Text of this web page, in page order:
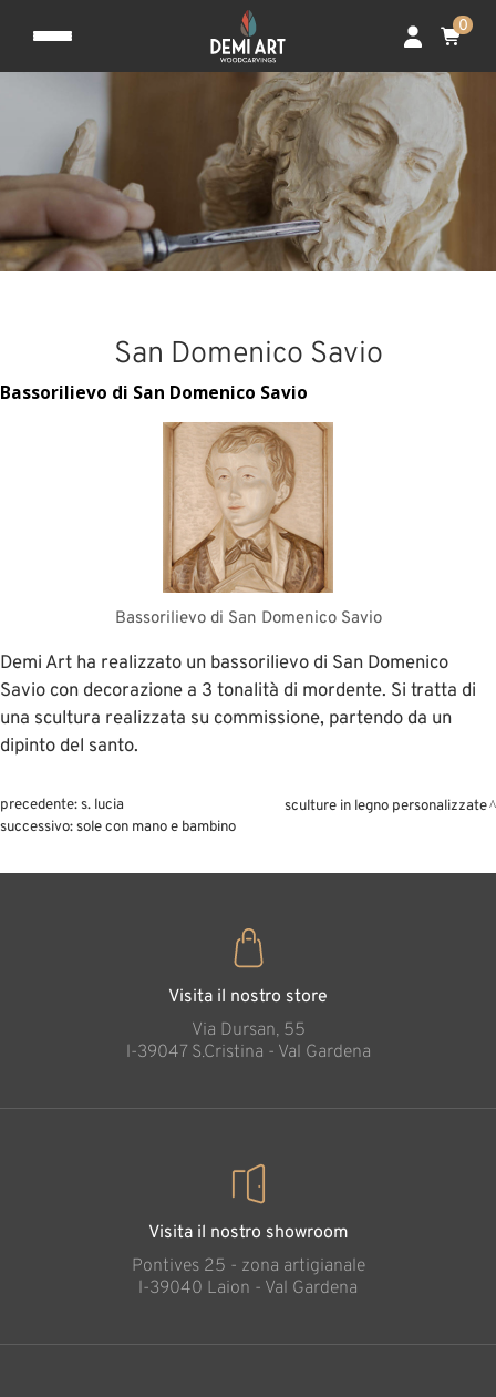
0
San Domenico Savio
Bassorilievo di San Domenico Savio
Bassorilievo di San Domenico Savio
Demi Art ha realizzato un bassorilievo di San Domenico
Savio con decorazione a 3 tonalità di mordente. Si tratta di
una scultura realizzata su commissione, partendo da un
dipinto del santo.
precedente:s. lucia
successivo:sole con mano e bambino
sculture in legno personalizzate
Visita il nostro store
Via Dursan, 55
l-39047 S.Cristina - Val Gardena
Visita il nostro showroom
Pontives 25 - zona artigianale
l-39040 Laion - Val Gardena